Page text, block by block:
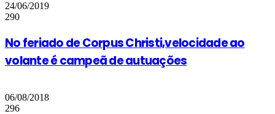
24/06/2019
290
No feriado de Corpus Christi,velocidade ao
volante é campeã de autuações
06/08/2018
296